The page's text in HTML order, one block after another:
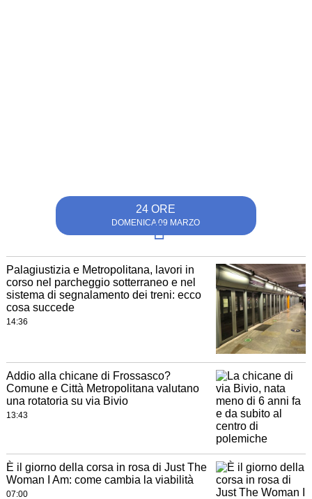
24 ORE
DOMENICA 09 MARZO
Palagiustizia e Metropolitana, lavori in
corso nel parcheggio sotterraneo e nel
sistema di segnalamento dei treni: ecco
cosa succede
14:36
Addio alla chicane di Frossasco?
Comune e Città Metropolitana valutano
una rotatoria su via Bivio
13:43
È il giorno della corsa in rosa di Just The
Woman I Am: come cambia la viabilità
07:00